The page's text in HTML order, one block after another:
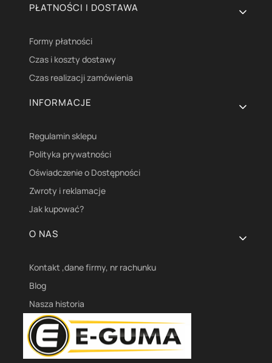
PŁATNOŚCI I DOSTAWA
Formy płatności
Czas i koszty dostawy
Czas realizacji zamówienia
INFORMACJE
Regulamin sklepu
Polityka prywatności
Oświadczenie o Dostępności
Zwroty i reklamacje
Jak kupować?
O NAS
Kontakt ,dane firmy, nr rachunku
Blog
Nasza historia